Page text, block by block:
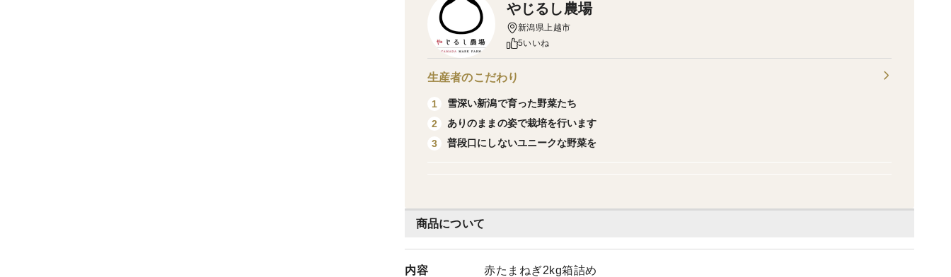
商品について
内容 赤たまねぎ2kg箱詰め
やじるし農場
新潟県上越市
5いいね
生産者のこだわり
1
雪深い新潟で育った野菜たち
2
ありのままの姿で栽培を行います
3
普段口にしないユニークな野菜を